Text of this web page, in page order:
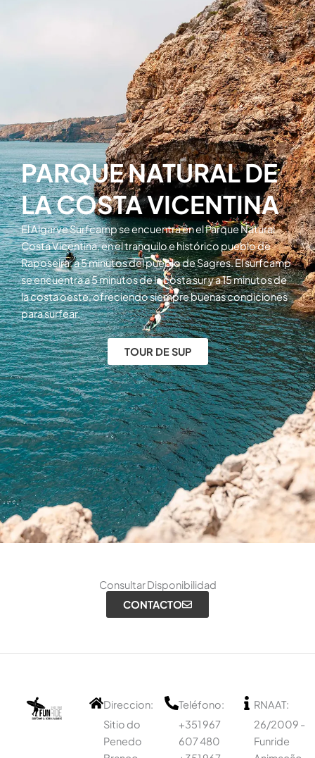
PARQUE NATURAL DE
LA COSTA VICENTINA
El Algarve Surfcamp se encuentra en el Parque Natural
Costa Vicentina, en el tranquilo e histórico pueblo de
Raposeira, a 5 minutos del pueblo de Sagres. El surfcamp
se encuentra a 5 minutos de la costa sur y a 15 minutos de
la costa oeste, ofreciendo siempre buenas condiciones
para surfear.
TOUR DE SUP
Consultar Disponibilidad
CONTACTO
Direccion:
Sitio do
Penedo
Teléfono:
+351 967
607 480
RNAAT:
26/2009 -
Funride